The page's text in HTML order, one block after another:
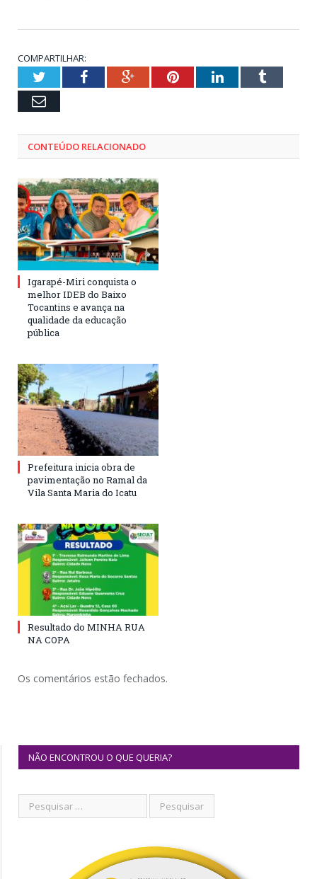
COMPARTILHAR:
TwitterFacebookGoogle+PinterestLinkedInTumblr
Email
CONTEÚDO RELACIONADO
Igarapé-Miri conquista o
melhor IDEB do Baixo
Tocantins e avança na
qualidade da educação
pública
Prefeitura inicia obra de
pavimentação no Ramal da
Vila Santa Maria do Icatu
Resultado do MINHA RUA
NA COPA
Os comentários estão fechados.
NÃO ENCONTROU O QUE QUERIA?